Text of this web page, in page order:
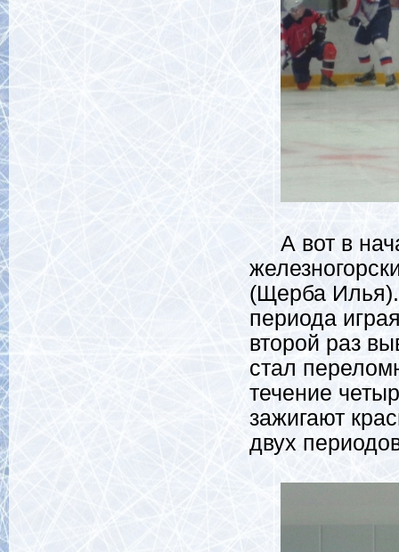
А вот в
(Щерба Илья).
периода
второй раз
стал
течение
зажигают
двух